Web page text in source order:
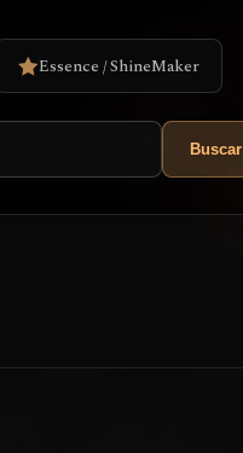
Essence / ShineMaker
Buscar